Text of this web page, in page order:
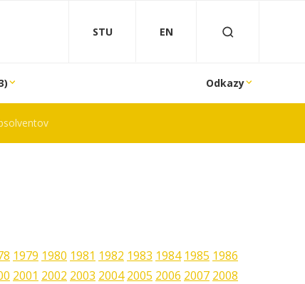
STU EN
Odkazy
1979 1980 1981 1982 1983 1984 1985 1986
2001 2002 2003 2004 2005 2006 2007 2008